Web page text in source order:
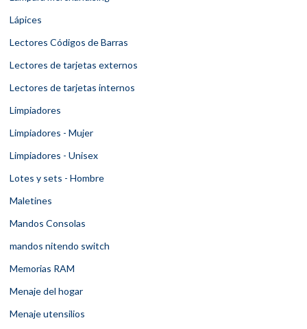
Lápices
Lectores Códigos de Barras
Lectores de tarjetas externos
Lectores de tarjetas internos
Limpiadores
Limpiadores - Mujer
Limpiadores - Unisex
Lotes y sets - Hombre
Maletines
Mandos Consolas
mandos nitendo switch
Memorias RAM
Menaje del hogar
Menaje utensilios